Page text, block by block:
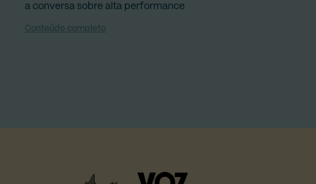
a conversa sobre alta performance
Conteúdo completo